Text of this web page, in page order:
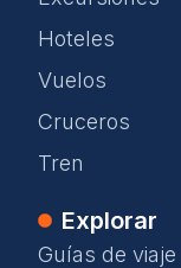
Hoteles
Vuelos
Cruceros
Tren
Explorar
Guías de viaje